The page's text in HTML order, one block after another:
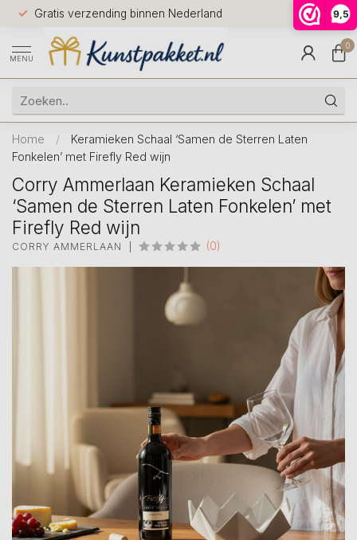
9,5
Gratis verzending binnen Nederland
Voor
huis
9.5
MENU
0
Home /
Keramieken Schaal ‘Samen de Sterren Laten
Fonkelen’ met Firefly Red wijn
Corry Ammerlaan Keramieken Schaal
‘Samen de Sterren Laten Fonkelen’ met
Firefly Red wijn
CORRY AMMERLAAN (0)